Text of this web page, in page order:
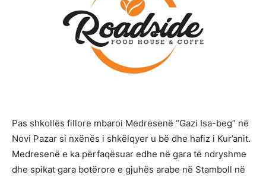
Pas shkollës fillore mbaroi Medresenë “Gazi Isa-beg” në
Novi Pazar si nxënës i shkëlqyer u bë dhe hafiz i Kur’anit.
Medresenë e ka përfaqësuar edhe në gara të ndryshme
dhe spikat gara botërore e gjuhës arabe në Stamboll në